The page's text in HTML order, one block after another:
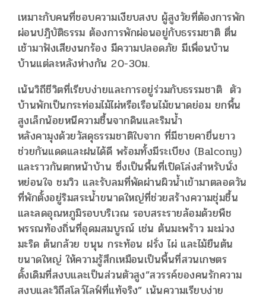
เหมาะกับคนที่ชอบความเงียบสงบ ผู้สูงวัยที่ต้องการพัก
ผ่อนปฎิบัติธรรม ต้องการพักผ่อนอยู่กับธรรมชาติ ตื่น
เช้ามาฟังเสียงนกร้อง มีความปลอดภัย มีเพื่อนบ้าน
บ้านแต่ละหลังห่างกัน 20-30ม.
เน้นวิถีชีวิตที่เรียบง่ายและการอยู่ร่วมกับธรรมชาติ ตัว
บ้านพักเป็นกระท่อมไม้ไผ่หรือเรือนไม้ขนาดย่อม ยกพื้น
สูงเล็กน้อยหนีความชื้นจากดินและริมน้ำ
​หลังคามุงด้วยวัสดุธรรมชาติใบจาก ที่มีชายคายื่นยาว
ช่วยกันแดดและฝนได้ดี พร้อมทั้งมีระเบียง (Balcony)
และราวกันตกหน้าบ้าน ซึ่งเป็นพื้นที่เปิดโล่งสำหรับนั่ง
หย่อนใจ ชมวิว และรับลมที่พัดผ่านผิวน้ำเข้ามาตลอดวัน
ที่พักตั้งอยู่ริมสระน้ำขนาดใหญ่ที่ช่วยสร้างความชุ่มชื้น
และลดอุณหภูมิรอบบริเวณ รอบสระรายล้อมด้วยพืช
พรรณท้องถิ่นที่อุดมสมบูรณ์ เช่น ต้นมะพร้าว มะม่วง
มะริด ต้นกล้วย ขนุน กระท้อน ฝรั่ง ไผ่ และไม้ยืนต้น
ขนาดใหญ่ ให้ความรู้สึกเหมือนเป็นพื้นที่สวนเกษตร
ดั้งเดิมที่สงบและเป็นส่วนตัวสูง​”สวรรค์ของคนรักความ
สงบและวิถีสโลว์ไลฟ์ที่แท้จริง” เน้นความเรียบง่าย